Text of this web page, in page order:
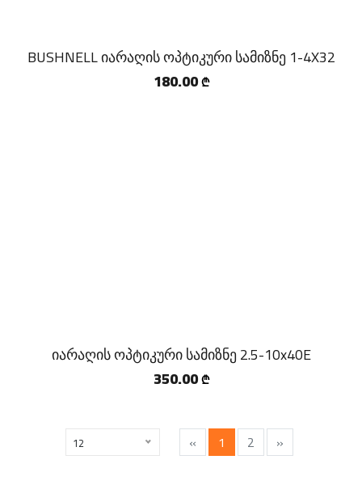
BUSHNELL იარაღის ოპტიკური სამიზნე 1-4X32
180.00 ₾
იარაღის ოპტიკური სამიზნე 2.5-10x40E
350.00 ₾
12 « 1 2 »